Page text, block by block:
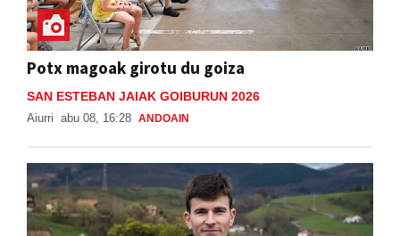
Potx magoak girotu du goiza
SAN ESTEBAN JAIAK GOIBURUN 2026
Aiurri abu 08, 16:28 ANDOAIN